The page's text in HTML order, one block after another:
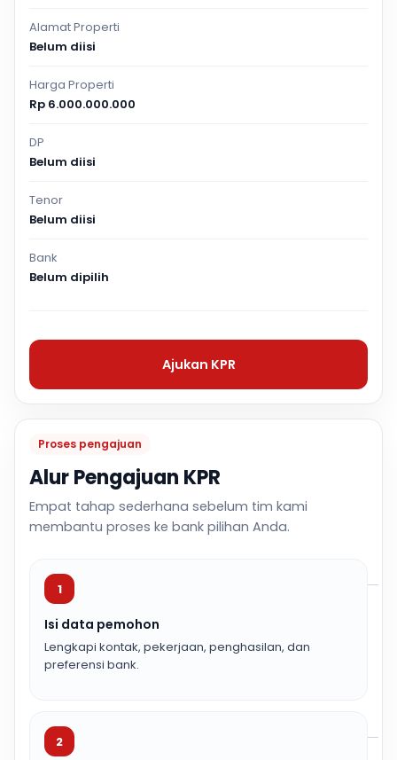
Proses pengajuan
Alur Pengajuan KPR
Empat tahap sederhana sebelum tim kami
membantu proses ke bank pilihan Anda.
1
Isi data pemohon
Lengkapi kontak, pekerjaan, penghasilan, dan
preferensi bank.
2
Alamat Properti
Belum diisi
Harga Properti
Rp 6.000.000.000
DP
Belum diisi
Tenor
Belum diisi
Bank
Belum dipilih
Ajukan KPR